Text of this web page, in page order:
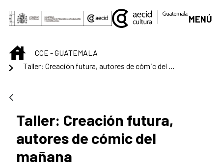
Saltar al contenido principal
MENÚ
INICIOCCE - GUATEMALA
Taller: Creación futura,
autores de cómic del
mañana